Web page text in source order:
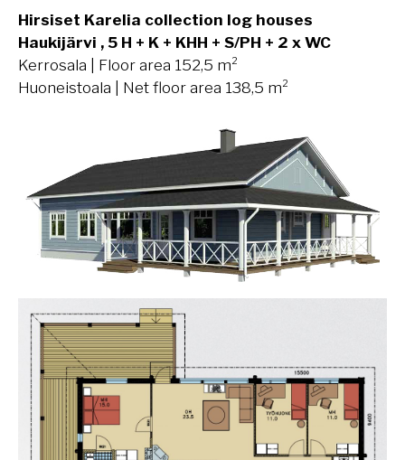
Hirsiset Karelia collection log houses
Haukijärvi , 5 H + K + KHH + S/PH + 2 x WC
Kerrosala | Floor area 152,5 m²
Huoneistoala | Net floor area 138,5 m²